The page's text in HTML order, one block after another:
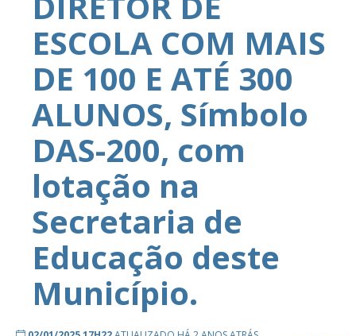
ESCOLA COM MAIS
DE 100 E ATÉ 300
ALUNOS, Símbolo
DAS-200, com
lotação na
Secretaria de
Educação deste
Município.